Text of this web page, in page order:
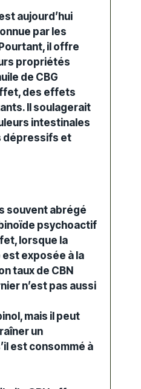
aujourd’hui
par les
il offre
propriétés
de CBG
des effets
Il soulagerait
intestinales
dépressifs et
souvent abrégé
psychoactif
, lorsque la
exposée à la
taux de CBN
n’est pas aussi
mais il peut
un
est consommé à